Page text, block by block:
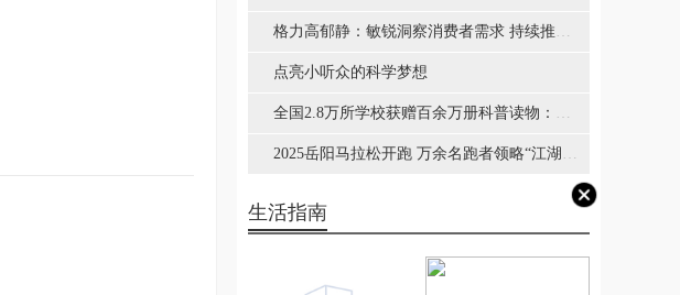
商收入榜亚军
格力高郁静：敏锐洞察消费者需求 持续推进
产品创新
点亮小听众的科学梦想
全国2.8万所学校获赠百余万册科普读物：普
及防震减灾知识
2025岳阳马拉松开跑 万余名跑者领略“江湖名
生活指南